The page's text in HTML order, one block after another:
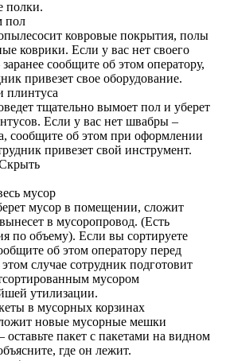
полки.
пол
ковровые покрытия, полы
коврики. Если у вас нет своего
сообщите об этом оператору,
привезет свое оборудование.
плинтуса
тщательно вымоет пол и уберет
Если у вас нет швабры –
сообщите об этом при оформлении
привезет свой инструмент.
мусор
мусор в помещении, сложит
в мусоропровод. (Есть
по объему). Если вы сортируете
об этом оператору перед
случае сотрудник подготовит
мусором
утилизации.
в мусорных корзинах
новые мусорные мешки
оставьте пакет с пакетами на видном
где он лежит.